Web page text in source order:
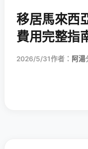
移居馬來西
費用完整指
2026/5/31作者： 阿湯